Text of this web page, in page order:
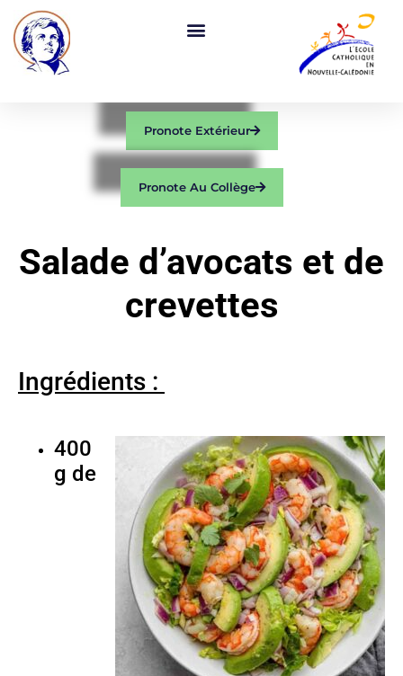
Pronote Extérieur
Pronote Au Collège
Salade d’avocats et de
crevettes
Ingrédients :
400
g de